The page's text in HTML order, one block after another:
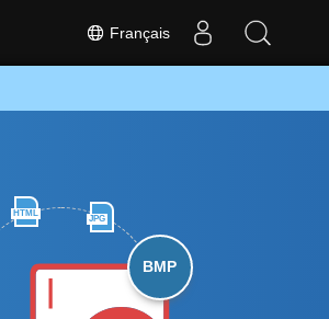
Français
HTML
JPG
BMP